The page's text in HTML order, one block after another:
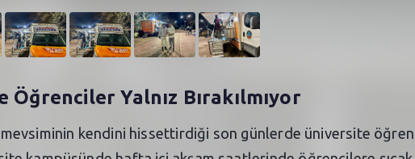
Öğrenciler Yalnız Bırakılmıyor
kendini hissettirdiği son günlerde üniversite